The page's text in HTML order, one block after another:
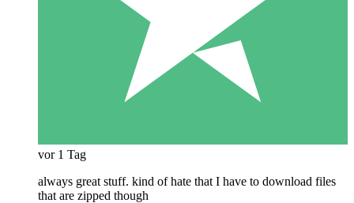
vor 1 Tag
always great stuff. kind of hate that I have to download files
that are zipped though